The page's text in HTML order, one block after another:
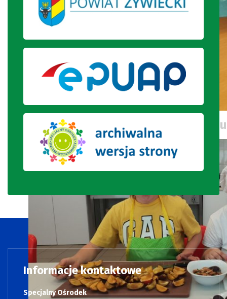
Wakacyjne wspomnienia naszych
Informacje kontaktowe
Specjalny Ośrodek